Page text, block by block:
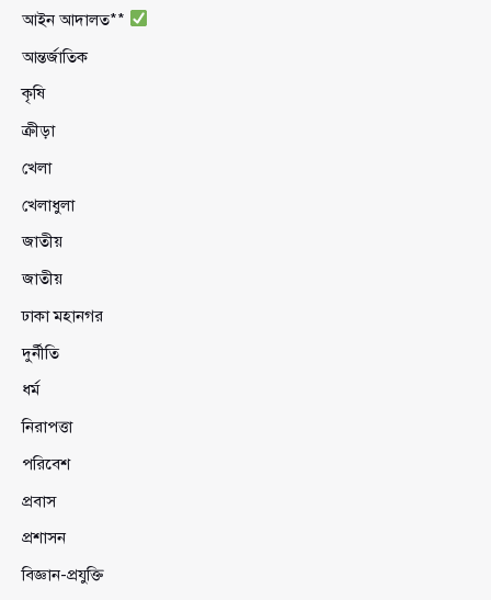
আইন আদালত**
আন্তর্জাতিক
কৃষি
ক্রীড়া
খেলা
খেলাধুলা
জাতীয়
জাতীয়
ঢাকা মহানগর
দুর্নীতি
ধর্ম
নিরাপত্তা
পরিবেশ
প্রবাস
প্রশাসন
বিজ্ঞান-প্রযুক্তি